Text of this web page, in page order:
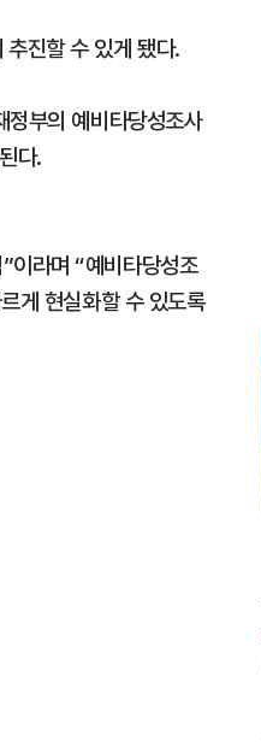
진할 수 있게 됐다.
부의 예비타당성조사
다.
이라며 “예비타당성조
게 현실화할 수 있도록